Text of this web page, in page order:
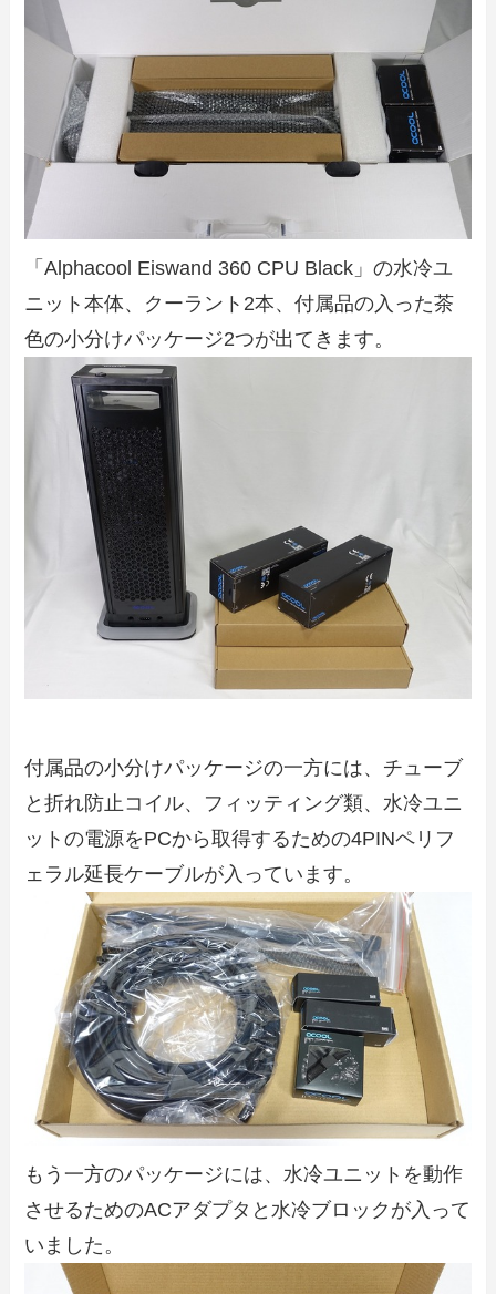
「Alphacool Eiswand 360 CPU Black」の水冷ユ
ニット本体、クーラント2本、付属品の入った茶
色の小分けパッケージ2つが出てきます。
付属品の小分けパッケージの一方には、チューブ
と折れ防止コイル、フィッティング類、水冷ユニ
ットの電源をPCから取得するための4PINペリフ
ェラル延長ケーブルが入っています。
もう一方のパッケージには、水冷ユニットを動作
させるためのACアダプタと水冷ブロックが入って
いました。